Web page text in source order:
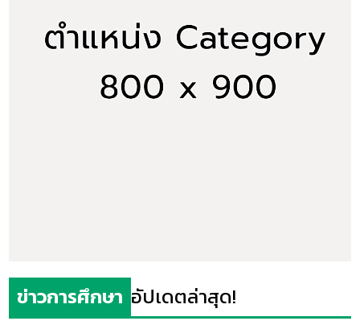
ข่าวการศึกษา อัปเดตล่าสุด!